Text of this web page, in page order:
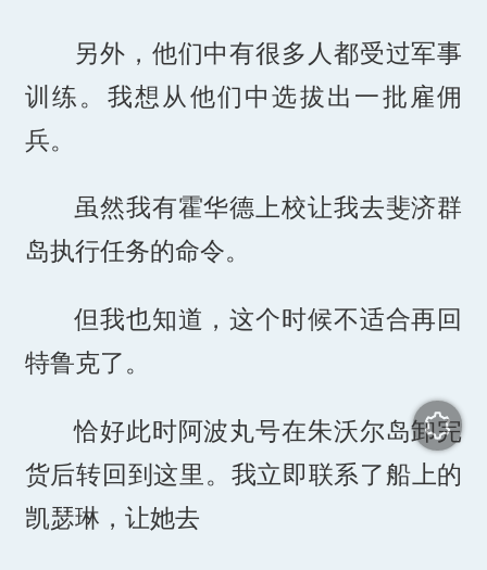
另外，他们中有很多人都受过军事
训练。我想从他们中选拔出一批雇佣
兵。
虽然我有霍华德上校让我去斐济群
岛执行任务的命令。
但我也知道，这个时候不适合再回
特鲁克了。
恰好此时阿波丸号在朱沃尔岛卸完
货后转回到这里。我立即联系了船上的
凯瑟琳，让她去